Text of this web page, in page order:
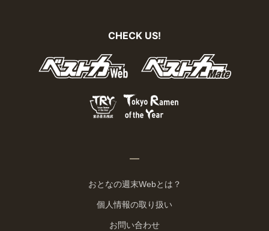
CHECK US!
おとなの週末Webとは？
個人情報の取り扱い
お問い合わせ